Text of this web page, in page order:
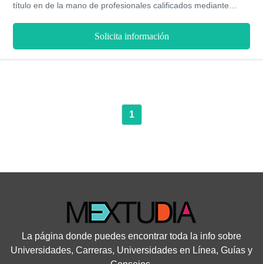
título en de la mano de profesionales calificados mediante
Solicita información
1
La página donde puedes encontrar toda la info sobre
Universidades, Carreras, Universidades en Línea, Guías y